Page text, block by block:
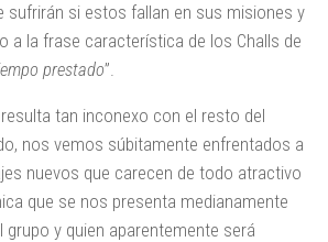
sufrirán si estos fallan en sus misiones y
a la frase característica de los Challs de
prestado”.
tan inconexo con el resto del
nos vemos súbitamente enfrentados a
nuevos que carecen de todo atractivo
que se nos presenta medianamente
grupo y quien aparentemente será